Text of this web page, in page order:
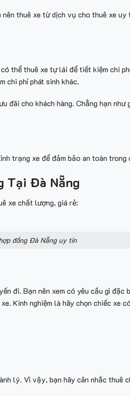
thuê xe từ dịch vụ cho thuê xe uy
thể thuê xe tự lái để tiết kiệm chi
chi phí phát sinh khác.
cho khách hàng. Chẳng hạn như
trạng xe để đảm bảo an toàn trong
Tại Đà Nẵng
xe chất lượng, giá rẻ:
đồng Đà Nẵng uy tín
đi. Bạn nên xem có yêu cầu gì đặc
Kinh nghiệm là hãy chọn chiếc xe
lý. Vì vậy, bạn hãy cân nhắc thuê